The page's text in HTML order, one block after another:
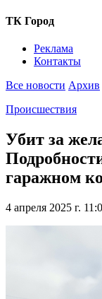
ТК Город
Реклама
Контакты
Все новости Архив
Происшествия
Убит за
гаражном
4 апреля 2025 г.